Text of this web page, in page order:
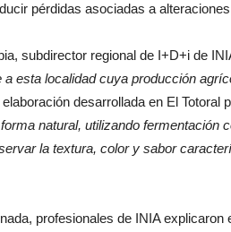
pérdidas asociadas a
subdirector regional de I+D+i de
esta localidad cuya producción
desarrollada en El
natural, utilizando fermentación
la textura, color y sabor
profesionales de INIA